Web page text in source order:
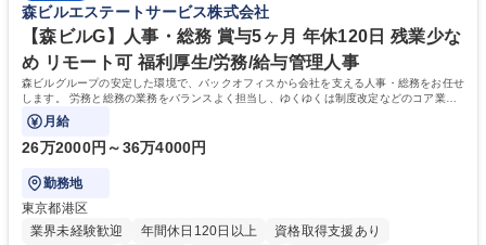
相談室】お客様のお声をもとにより良い商品づくりへ貢献
う会社として、お客様との出会いを大切にし、磨き上げたホスピタリティ
を込めてコミュニケーションをとりながら広報関連業務を行っておりま
す。 学歴・資格 学歴：大学院 大学 高専 短大 専修学校 高校 語学力： 資
格：
森ビルエステートサービス株式会社
【森ビルG】人事・総務 賞与5ヶ月 年休120日 残業少な
め リモート可 福利厚生/労務/給与管理人事
森ビルグループの安定した環境で、バックオフィスから会社を支える人事・総務をお任せ
します。 労務と総務の業務をバランスよく担当し、ゆくゆくは制度改定などのコア業務
にも挑戦できる、やりがいある環境です。
月給
26万2000円～36万4000円
勤務地
東京都港区
業界未経験歓迎
年間休日120日以上 資格取得支援あり